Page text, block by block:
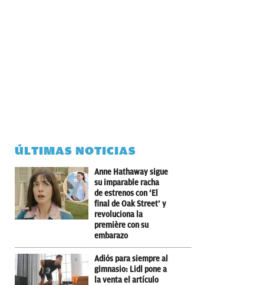
ÚLTIMAS NOTICIAS
Anne Hathaway sigue
su imparable racha
de estrenos con ‘El
final de Oak Street’ y
revoluciona la
première con su
embarazo
Adiós para siempre al
gimnasio: Lidl pone a
la venta el artículo